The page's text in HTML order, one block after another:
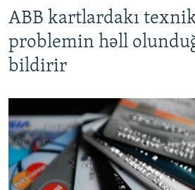
ABB kartlardakı
problemin həll
bildirir